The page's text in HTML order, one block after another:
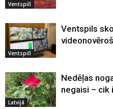
Ventspilī
Ventspilī
Ventspils
Latvijā
Nedēļas
negaisi – cik